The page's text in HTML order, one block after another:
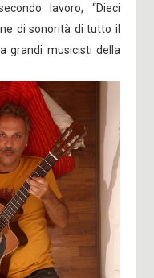
lavoro, “Dieci
di sonorità di tutto il
grandi musicisti della